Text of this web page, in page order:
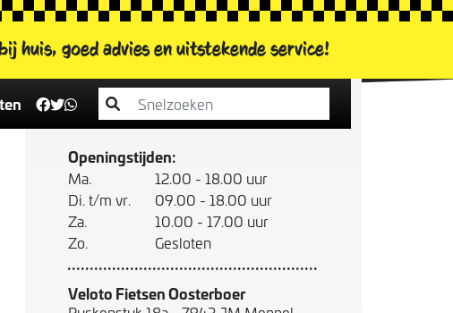
huis, goed adviesen uitstekende service!
Veloto Fietsen Koedijkslanden
Rembrandtplein 46 - 7944 GG Meppel
0522 - 305 910
Openingstijden:
Ma.
12.00 - 18.00 uur
Di. t/m vr.
09.00 - 18.00 uur
Za.
10.00 - 17.00 uur
Zo.
Gesloten
Veloto Fietsen Oosterboer